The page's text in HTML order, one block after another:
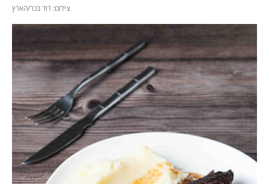
צילום: דוד בכר/הארץ